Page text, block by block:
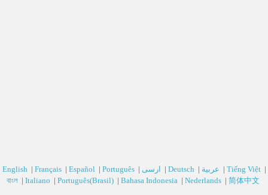
English | Français | Español | Português | | Deutsch‎ | | Tiếng Việt |
বাংল | Italiano | Português(Brasil) | Bahasa Indonesia | Nederlands | 简体中文